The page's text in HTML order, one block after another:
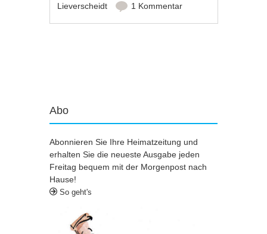
Lieverscheidt
1 Kommentar
Abo
Abonnieren Sie Ihre Heimatzeitung und
erhalten Sie die neueste Ausgabe jeden
Freitag bequem mit der Morgenpost nach
Hause!
So geht's